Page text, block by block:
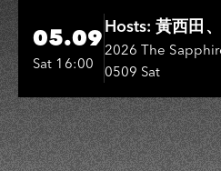
瑤
Hi-Ing Music Hall
05.09
Sat 16:00
Hosts: 黃西田
Entertainers:
敏、張秀卿、
彬、邵大倫、
瑤
2026 The
0509 Sat